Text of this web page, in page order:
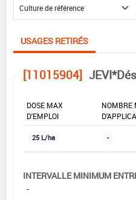
USAGES RETIRÉS
[11015904]
DOSE MAX
D'EMPLOI
NOMBRE
25 L/ha -
INTERVALLE MINIMUM
-